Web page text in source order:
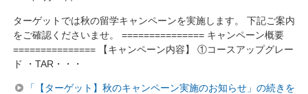
ターゲットでは秋の留学キャンペーンを実施します。 下記ご案内
をご確認くださいませ。 =============== キャンペーン概要
=============== 【キャンペーン内容】 ①コースアップグレー
ド ・TAR・・・
「【ターゲット】秋のキャンペーン実施のお知らせ」の続きを